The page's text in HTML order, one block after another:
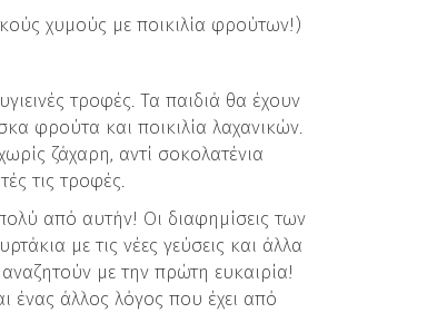
χυμούς με ποικιλία φρούτων!)
τροφές. Τα παιδιά θα έχουν
φρούτα και ποικιλία λαχανικών.
ζάχαρη, αντί σοκολατένια
τις τροφές.
από αυτήν! Οι διαφημίσεις των
με τις νέες γεύσεις και άλλα
με την πρώτη ευκαιρία!
ένας άλλος λόγος που έχει από